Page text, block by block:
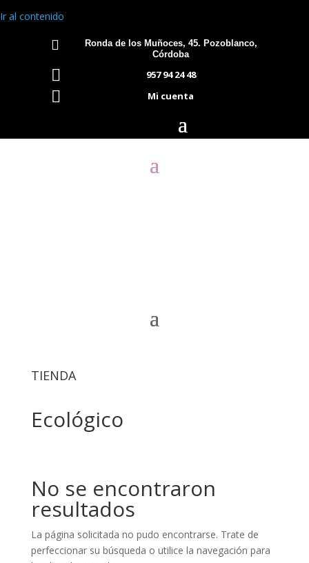
Ir al contenido

Ronda de los Muñoces, 45. Pozoblanco,
Córdoba
 957 94 24 48
 Mi cuenta
TIENDA
Ecológico
No se encontraron
resultados
La página solicitada no pudo encontrarse. Trate de
perfeccionar su búsqueda o utilice la navegación para